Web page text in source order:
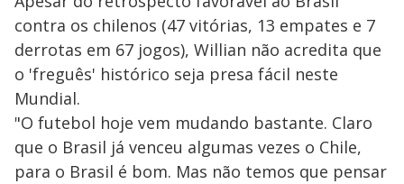
contra os chilenos (47 vitórias, 13 empates e 7
derrotas em 67 jogos), Willian não acredita que
o 'freguês' histórico seja presa fácil neste
Mundial.
"O futebol hoje vem mudando bastante. Claro
que o Brasil já venceu algumas vezes o Chile,
para o Brasil é bom. Mas não temos que pensar